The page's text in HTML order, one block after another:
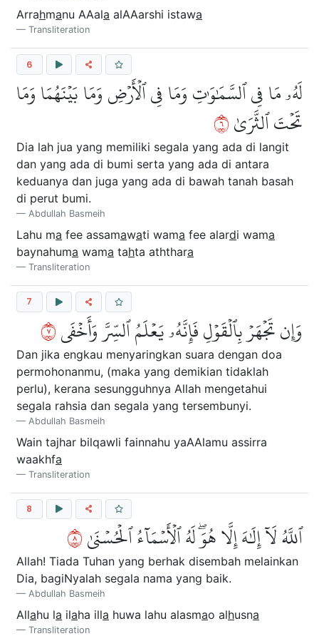
Arrahmanu AAala alAAarshi istawa
Transliteration
6
لَهُۥ مَا فِي ٱلسَّمَٰوَٰتِ وَمَا فِي ٱلۡأَرۡضِ وَمَا بَيۡنَهُمَا وَمَا
تَحۡتَ ٱلثَّرَىٰ٦
Dia lah jua yang memiliki segala yang ada di langit
dan yang ada di bumi serta yang ada di antara
keduanya dan juga yang ada di bawah tanah basah
di perut bumi.
Abdullah Basmeih
Lahu ma fee assamawati wama fee alardi wama
baynahuma wama tahta aththara
Transliteration
7
وَإِن تَجۡهَرۡ بِٱلۡقَوۡلِ فَإِنَّهُۥ يَعۡلَمُ ٱلسِّرَّ وَأَخۡفَى٧
Dan jika engkau menyaringkan suara dengan doa
permohonanmu, (maka yang demikian tidaklah
perlu), kerana sesungguhnya Allah mengetahui
segala rahsia dan segala yang tersembunyi.
Abdullah Basmeih
Wain tajhar bilqawli fainnahu yaAAlamu assirra
waakhfa
Transliteration
8
ٱللَّهُ لَآ إِلَٰهَ إِلَّا هُوَۖ لَهُ ٱلۡأَسۡمَآءُ ٱلۡحُسۡنَىٰ٨
Allah! Tiada Tuhan yang berhak disembah melainkan
Dia, bagiNyalah segala nama yang baik.
Abdullah Basmeih
Allahu la ilaha illa huwa lahu alasmao alhusna
Transliteration